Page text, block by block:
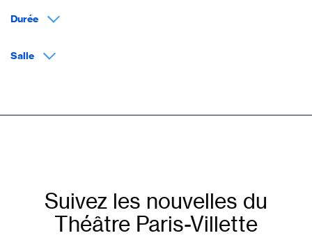
Durée
Salle
Suivez les nouvelles du
Théâtre Paris-Villette